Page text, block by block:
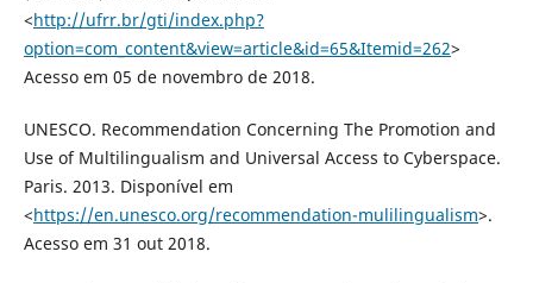
<http://ufrr.br/gti/index.php?
option=com_content&view=article&id=65&Itemid=262>
Acesso em 05 de novembro de 2018.
UNESCO. Recommendation Concerning The Promotion and
Use of Multilingualism and Universal Access to Cyberspace.
Paris. 2013. Disponível em
<https://en.unesco.org/recommendation-mulilingualism>.
Acesso em 31 out 2018.